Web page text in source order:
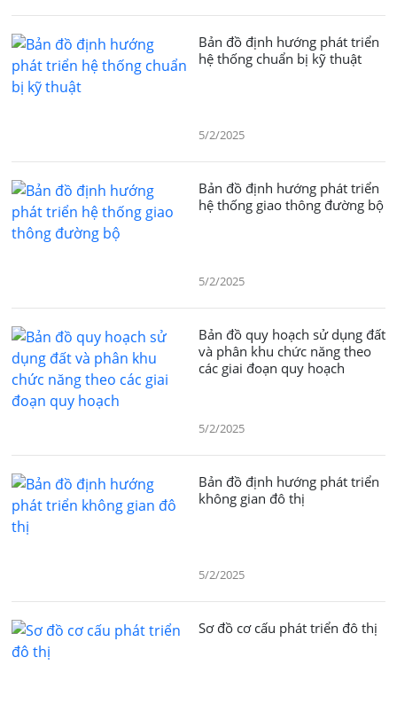
Bản đồ định hướng phát triển
hệ thống chuẩn bị kỹ thuật
5/2/2025
Bản đồ định hướng phát triển
hệ thống giao thông đường bộ
5/2/2025
Bản đồ quy hoạch sử dụng đất
và phân khu chức năng theo
các giai đoạn quy hoạch
5/2/2025
Bản đồ định hướng phát triển
không gian đô thị
5/2/2025
Sơ đồ cơ cấu phát triển đô thị